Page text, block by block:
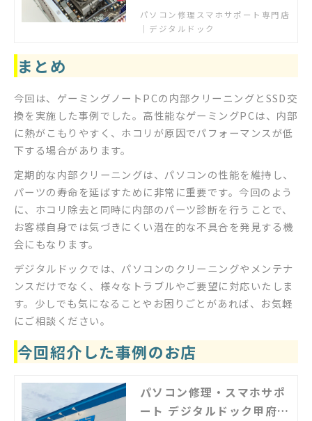
このメーカーのパソコンでもまずは
相談ください。
パソコン修理スマホサポート専門店
｜デジタルドック
まとめ
今回は、ゲーミングノートPCの内部クリーニングとSSD交
換を実施した事例でした。高性能なゲーミングPCは、内部
に熱がこもりやすく、ホコリが原因でパフォーマンスが低
下する場合があります。
定期的な内部クリーニングは、パソコンの性能を維持し、
パーツの寿命を延ばすために非常に重要です。今回のよう
に、ホコリ除去と同時に内部のパーツ診断を行うことで、
お客様自身では気づきにくい潜在的な不具合を発見する機
会にもなります。
デジタルドックでは、パソコンのクリーニングやメンテナ
ンスだけでなく、様々なトラブルやご要望に対応いたしま
す。少しでも気になることやお困りごとがあれば、お気軽
にご相談ください。
今回紹介した事例のお店
パソコン修理・スマホサポ
ート デジタルドック甲府飯